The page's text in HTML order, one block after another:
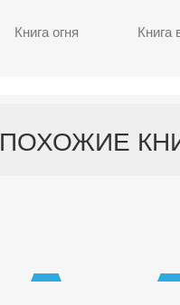
Книга огня Книга
ПОХОЖИЕ